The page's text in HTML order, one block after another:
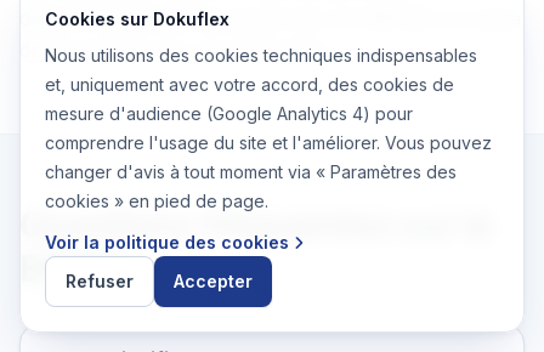
diagramme idéalisé qui ignore les cas difficiles se casse
dès le premier jour en production.
Questions fréquentes sur le
BPMN
Cookies sur Dokuflex
Nous utilisons des cookies techniques indispensables
et, uniquement avec votre accord, des cookies de
mesure d'audience (Google Analytics 4) pour
comprendre l'usage du site et l'améliorer. Vous pouvez
changer d'avis à tout moment via « Paramètres des
cookies » en pied de page.
Voir la politique des cookies
Refuser
Accepter